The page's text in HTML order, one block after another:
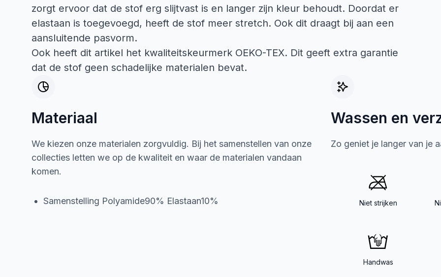
zorgt ervoor dat de stof erg slijtvast is en langer zijn kleur behoudt. Doordat er
elastaan is toegevoegd, heeft de stof meer stretch. Ook dit draagt bij aan een
aansluitende pasvorm.
Ook heeft dit artikel het kwaliteitskeurmerk OEKO-TEX. Dit geeft extra garantie
dat de stof geen schadelijke materialen bevat.
Materiaal
We kiezen onze materialen zorgvuldig. Bij het samenstellen van onze
collecties letten we op de kwaliteit en waar de materialen vandaan
komen.
Samenstelling Polyamide90% Elastaan10%
Wassen en
Zo geniet je langer van je
Niet strijken
Handwas